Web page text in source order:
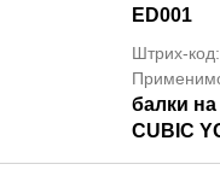
ED001
Штрих-
балки
CUBIC